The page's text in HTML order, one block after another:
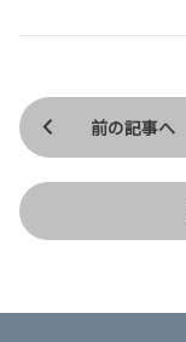
前の記事へ